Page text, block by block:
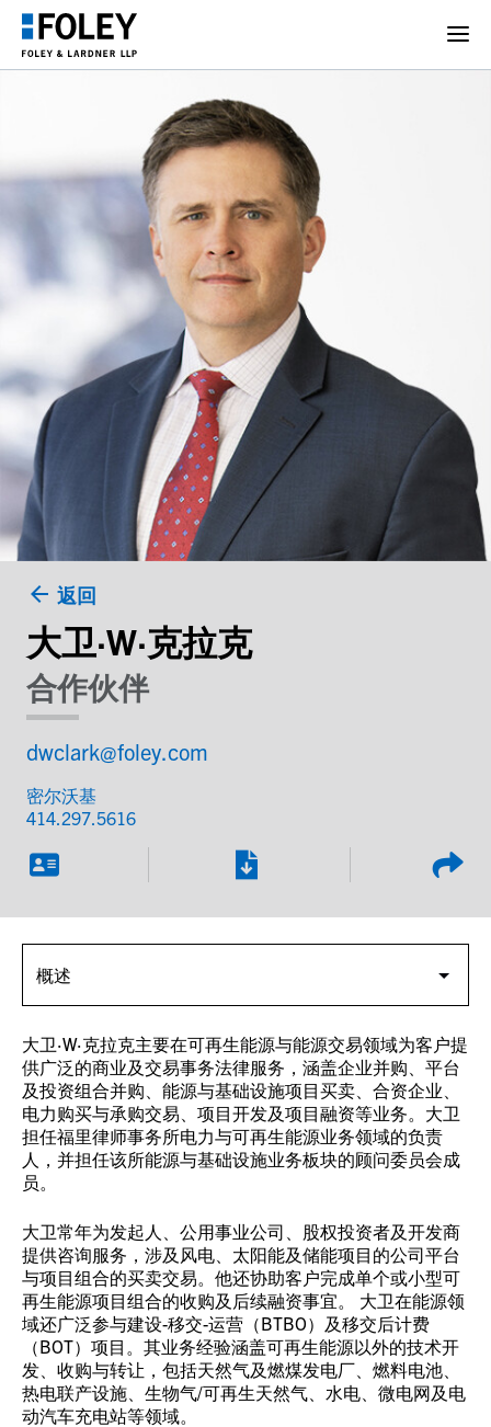
返回
大卫·W·克拉克
合作伙伴
dwclark@foley.com
密尔沃基
414.297.5616
大卫·W·克拉克主要在可再生能源与能源交易领域为客户提
供广泛的商业及交易事务法律服务，涵盖企业并购、平台
及投资组合并购、能源与基础设施项目买卖、合资企业、
电力购买与承购交易、项目开发及项目融资等业务。大卫
担任福里律师事务所电力与可再生能源业务领域的负责
人，并担任该所能源与基础设施业务板块的顾问委员会成
员。
大卫常年为发起人、公用事业公司、股权投资者及开发商
提供咨询服务，涉及风电、太阳能及储能项目的公司平台
与项目组合的买卖交易。他还协助客户完成单个或小型可
再生能源项目组合的收购及后续融资事宜。 大卫在能源领
域还广泛参与建设-移交-运营（BTBO）及移交后计费
（BOT）项目。其业务经验涵盖可再生能源以外的技术开
发、收购与转让，包括天然气及燃煤发电厂、燃料电池、
热电联产设施、生物气/可再生天然气、水电、微电网及电
动汽车充电站等领域。